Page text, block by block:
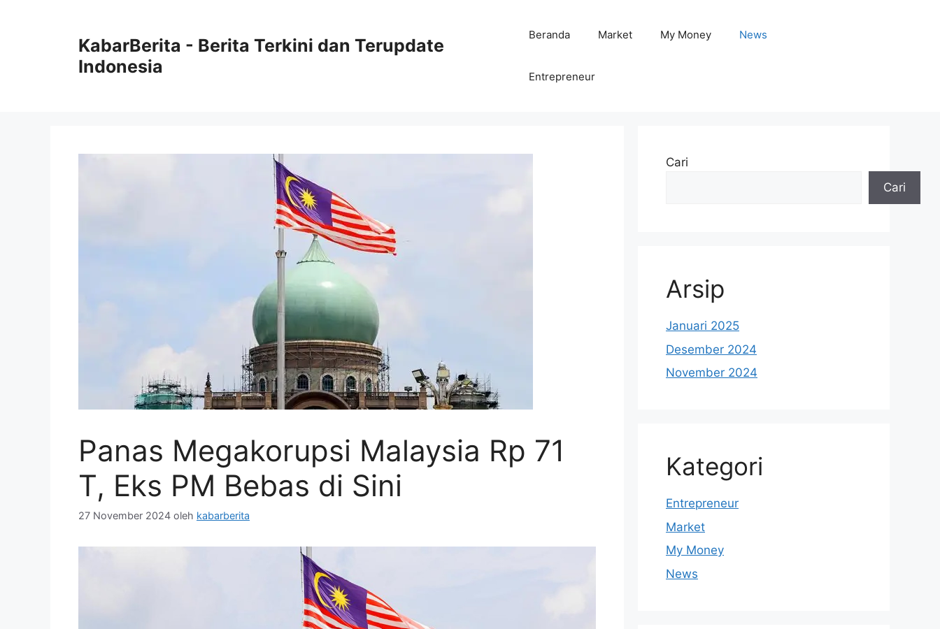
KabarBerita - Berita Terkini dan Terupdate
Indonesia
Beranda Market My Money News
Entrepreneur
Panas Megakorupsi Malaysia Rp 71
T, Eks PM Bebas di Sini
27 November 2024 oleh kabarberita
Cari
Cari
Arsip
Januari 2025
Desember 2024
November 2024
Kategori
Entrepreneur
Market
My Money
News